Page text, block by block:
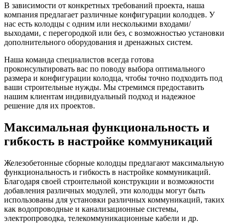
В зависимости от конкретных требований проекта, наша
компания предлагает различные конфигурации колодцев. У
нас есть колодцы с одним или несколькими входами/
выходами, с перегородкой или без, с возможностью установки
дополнительного оборудования и дренажных систем.
Наша команда специалистов всегда готова
проконсультировать вас по поводу выбора оптимального
размера и конфигурации колодца, чтобы точно подходить под
ваши строительные нужды. Мы стремимся предоставить
нашим клиентам индивидуальный подход и надежное
решение для их проектов.
Максимальная функциональность и
гибкость в настройке коммуникаций
Железобетонные сборные колодцы предлагают максимальную
функциональность и гибкость в настройке коммуникаций.
Благодаря своей строительной конструкции и возможности
добавления различных модулей, эти колодцы могут быть
использованы для установки различных коммуникаций, таких
как водопроводные и канализационные системы,
электропроводка, телекоммуникационные кабели и др.